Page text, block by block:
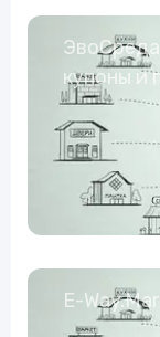
купоны и
E-